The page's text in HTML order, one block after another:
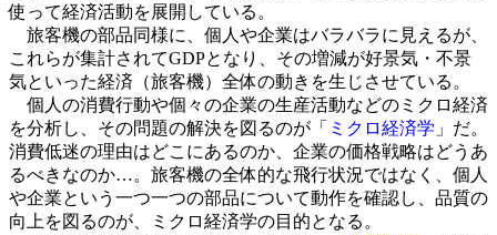
使って経済活動を展開している。
旅客機の部品同様に、個人や企業はバラバラに見えるが、
これらが集計されてGDPとなり、その増減が好景気・不景
気といった経済（旅客機）全体の動きを生じさせている。
個人の消費行動や個々の企業の生産活動などのミクロ経済
を分析し、その問題の解決を図るのが「 ミクロ経済学 」だ。
消費低迷の理由はどこにあるのか、企業の価格戦略はどうあ
るべきなのか…。旅客機の全体的な飛行状況ではなく、個人
や企業という一つ一つの部品について動作を確認し、品質の
向上を図るのが、ミクロ経済学の目的となる。